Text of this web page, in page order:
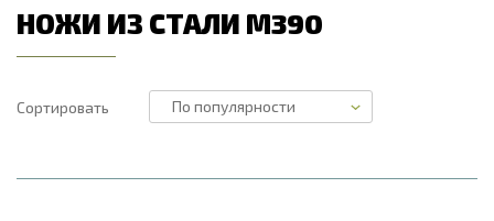
НОЖИ ИЗ СТАЛИ М390
Сортировать